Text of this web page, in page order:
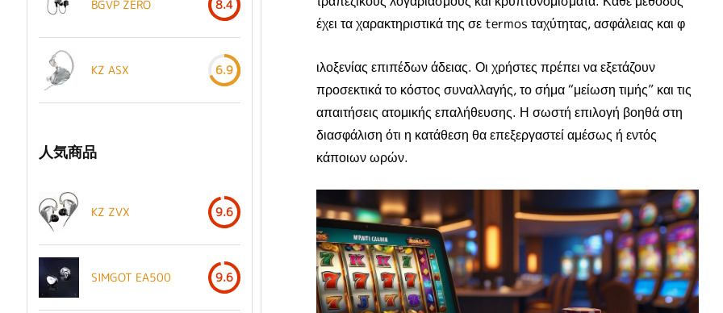
έχει τα χαρακτηριστικά της σε termos ταχύτητας, ασφάλειας και φ
ιλοξενίας επιπέδων άδειας. Οι χρήστες πρέπει να εξετάζουν
προσεκτικά το κόστος συναλλαγής, το σήμα “μείωση τιμής” και τις
απαιτήσεις ατομικής επαλήθευσης. Η σωστή επιλογή βοηθά στη
διασφάλιση ότι η κατάθεση θα επεξεργαστεί αμέσως ή εντός
κάποιων ωρών.
BGVP ZERO 8.4
KZ ASX 6.9
人気商品
KZ ZVX 9.6
SIMGOT EA500 9.6